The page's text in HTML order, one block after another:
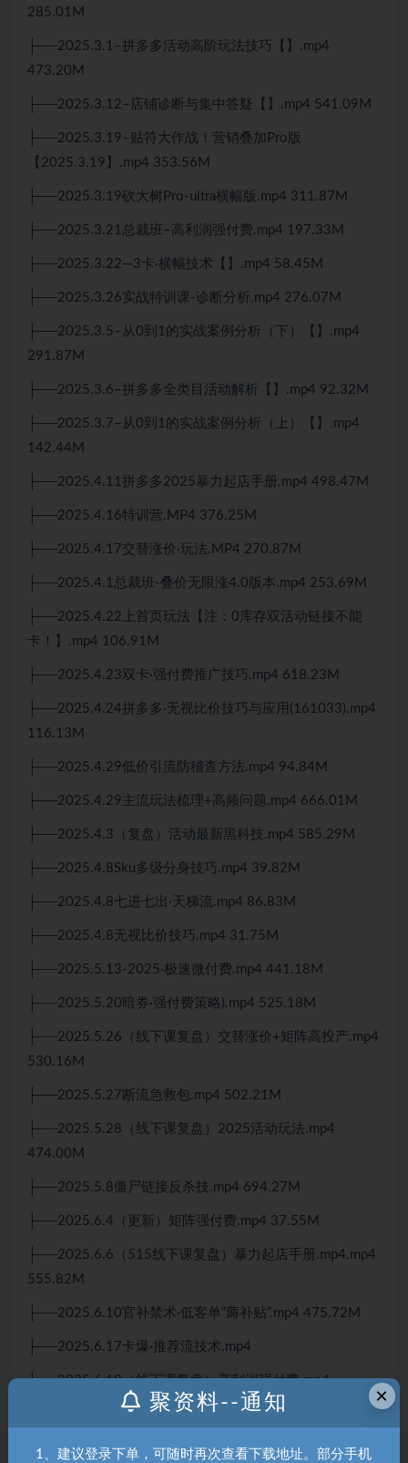
285.01M
├──2025.3.1–拼多多活动高阶玩法技巧【】.mp4
473.20M
├──2025.3.12–店铺诊断与集中答疑【】.mp4 541.09M
├──2025.3.19–贴符大作战！营销叠加Pro版
【2025.3.19】.mp4 353.56M
├──2025.3.19砍大树Pro-ultra横幅版.mp4 311.87M
├──2025.3.21总裁班–高利润强付费.mp4 197.33M
├──2025.3.22—3卡·横幅技术【】.mp4 58.45M
├──2025.3.26实战特训课-诊断分析.mp4 276.07M
├──2025.3.5–从0到1的实战案例分析（下）【】.mp4
291.87M
├──2025.3.6–拼多多全类目活动解析【】.mp4 92.32M
├──2025.3.7–从0到1的实战案例分析（上）【】.mp4
142.44M
├──2025.4.11拼多多2025暴力起店手册.mp4 498.47M
├──2025.4.16特训营.MP4 376.25M
├──2025.4.17交替涨价·玩法.MP4 270.87M
├──2025.4.1总裁班-叠价无限涨4.0版本.mp4 253.69M
├──2025.4.22上首页玩法【注：0库存双活动链接不能
卡！】.mp4 106.91M
├──2025.4.23双卡·强付费推广技巧.mp4 618.23M
├──2025.4.24拼多多·无视比价技巧与应用(161033).mp4
116.13M
├──2025.4.29低价引流防稽查方法.mp4 94.84M
├──2025.4.29主流玩法梳理+高频问题.mp4 666.01M
├──2025.4.3（复盘）活动最新黑科技.mp4 585.29M
├──2025.4.8Sku多级分身技巧.mp4 39.82M
├──2025.4.8七进七出·天梯流.mp4 86.83M
├──2025.4.8无视比价技巧.mp4 31.75M
├──2025.5.13-2025·极速微付费.mp4 441.18M
├──2025.5.20暗券·强付费策略).mp4 525.18M
├──2025.5.26（线下课复盘）交替涨价+矩阵高投产.mp4
530.16M
├──2025.5.27断流急救包.mp4 502.21M
├──2025.5.28（线下课复盘）2025活动玩法.mp4
474.00M
├──2025.5.8僵尸链接反杀技.mp4 694.27M
├──2025.6.4（更新）矩阵强付费.mp4 37.55M
├──2025.6.6（515线下课复盘）暴力起店手册.mp4.mp4
555.82M
├──2025.6.10官补禁术·低客单“薅补贴”.mp4 475.72M
├──2025.6.17卡爆·推荐流技术.mp4
├──2025.6.19（线下课复盘）高利润强付费.mp4
├──2025.6.19-2025年叠价·高投产.mp4
├──2025.7.1（复盘）超级神券+高价铺货.mp4
×
聚资料--通知
1、建议登录下单，可随时再次查看下载地址。部分手机